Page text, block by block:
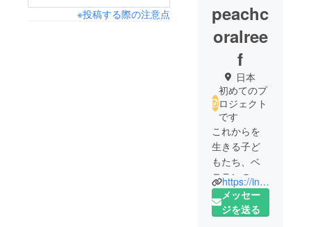
※投稿する際の注意点
peachc
oralree
f
日本
初めてのプ
ロジェクト
です
これからを
生きる子ど
もたち、ベ
テランの
方々にいき
がいを持っ
https://instagram.com/peachcoralreef?r=nametag
メッセー
ジを送る